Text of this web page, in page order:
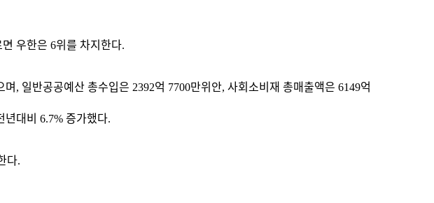
우한은 6위를 차지한다.
, 일반공공예산 총수입은 2392억 7700만위안, 사회소비재 총매출액은 6149억
년대비 6.7% 증가했다.
다.